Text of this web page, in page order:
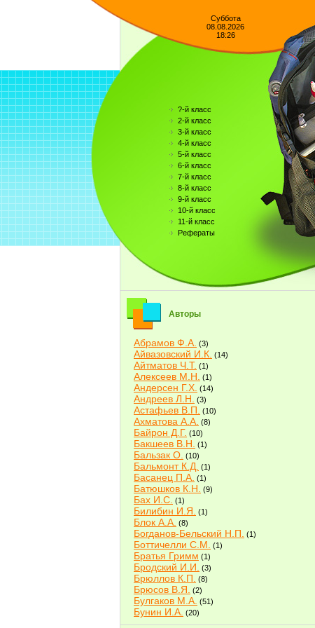
Суббота
08.08.2026
18:26
?-й класс
2-й класс
3-й класс
4-й класс
5-й класс
6-й класс
7-й класс
8-й класс
9-й класс
10-й класс
11-й класс
Рефераты
Авторы
Абрамов Ф.А. (3)
Айвазовский И.К. (14)
Айтматов Ч.Т. (1)
Алексеев М.Н. (1)
Андерсен Г.Х. (14)
Андреев Л.Н. (3)
Астафьев В.П. (10)
Ахматова А.А. (8)
Байрон Д.Г. (10)
Бакшеев В.Н. (1)
Бальзак О. (10)
Бальмонт К.Д. (1)
Басанец П.А. (1)
Батюшков К.Н. (9)
Бах И.С. (1)
Билибин И.Я. (1)
Блок А.А. (8)
Богданов-Бельский Н.П. (1)
Боттичелли С.М. (1)
Братья Гримм (1)
Бродский И.И. (3)
Брюллов К.П. (8)
Брюсов В.Я. (2)
Булгаков М.А. (51)
Бунин И.А. (20)
Быков В.В.(2)